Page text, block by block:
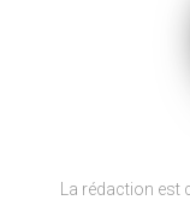
La rédaction